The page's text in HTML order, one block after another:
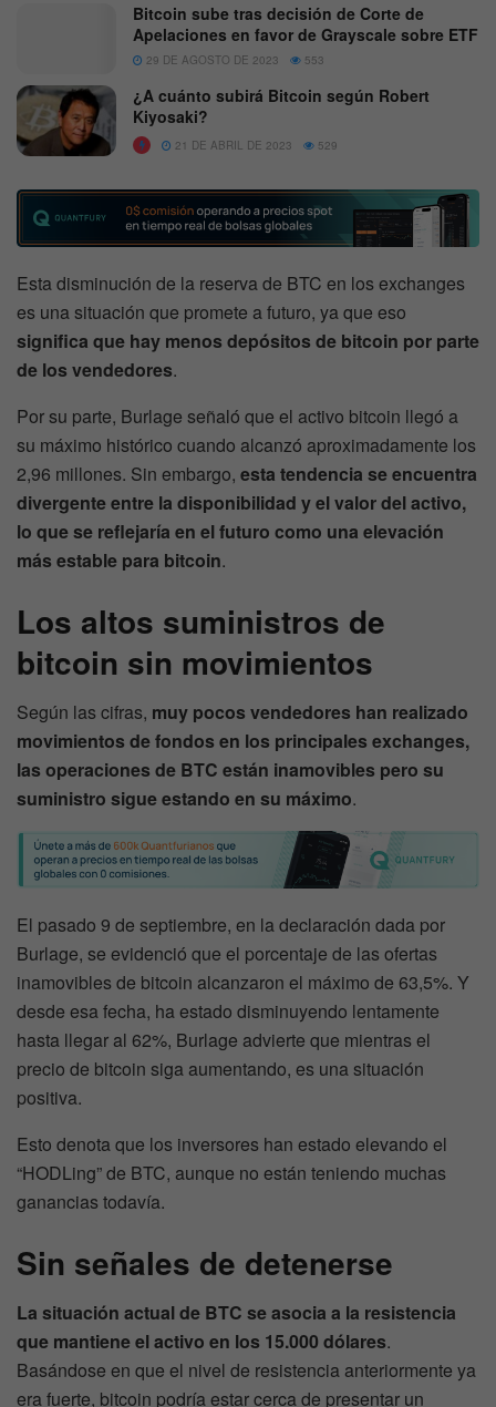
Bitcoin sube tras decisión de Corte de
Apelaciones en favor de Grayscale sobre ETF
29 DE AGOSTO DE 2023 553
¿A cuánto subirá Bitcoin según Robert
Kiyosaki?
21 DE ABRIL DE 2023 529
Esta disminución de la reserva de BTC en los exchanges
es una situación que promete a futuro, ya que eso
significa que hay menos depósitos de bitcoin por parte
de los vendedores.
Por su parte, Burlage señaló que el activo bitcoin llegó a
su máximo histórico cuando alcanzó aproximadamente los
2,96 millones. Sin embargo, esta tendencia se encuentra
divergente entre la disponibilidad y el valor del activo,
lo que se reflejaría en el futuro como una elevación
más estable para bitcoin.
Los altos suministros de
bitcoin sin movimientos
Según las cifras, muy pocos vendedores han realizado
movimientos de fondos en los principales exchanges,
las operaciones de BTC están inamovibles pero su
suministro sigue estando en su máximo.
El pasado 9 de septiembre, en la declaración dada por
Burlage, se evidenció que el porcentaje de las ofertas
inamovibles de bitcoin alcanzaron el máximo de 63,5%. Y
desde esa fecha, ha estado disminuyendo lentamente
hasta llegar al 62%, Burlage advierte que mientras el
precio de bitcoin siga aumentando, es una situación
positiva.
Esto denota que los inversores han estado elevando el
“HODLing” de BTC, aunque no están teniendo muchas
ganancias todavía.
Sin señales de detenerse
La situación actual de BTC se asocia a la resistencia
que mantiene el activo en los 15.000 dólares.
Basándose en que el nivel de resistencia anteriormente ya
era fuerte, bitcoin podría estar cerca de presentar un